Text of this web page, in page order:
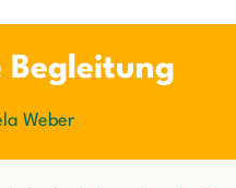
Begleitung
Weber